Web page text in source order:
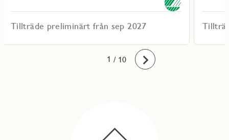
Tillträde preliminärt från sep 2027
1
2
3
4
5
6
7
8
9
10 / 10 Framåt